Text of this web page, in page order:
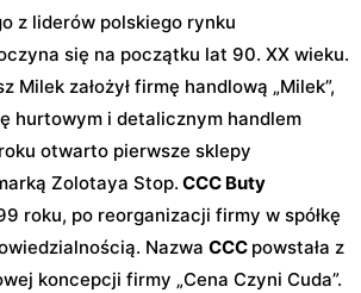
z liderów polskiego rynku
się na początku lat 90. XX wieku.
Milek założył firmę handlową „Milek”,
hurtowym i detalicznym handlem
otwarto pierwsze sklepy
Zolotaya Stop. CCC Buty
roku, po reorganizacji firmy w spółkę
Nazwa CCC powstała z
koncepcji firmy „Cena Czyni Cuda”.